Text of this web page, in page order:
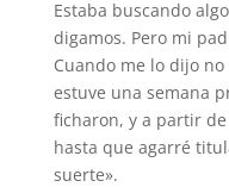
Estaba buscando
digamos. Pero mi
Cuando me lo dijo
estuve una semana
ficharon, y a partir
hasta que agarré
suerte».